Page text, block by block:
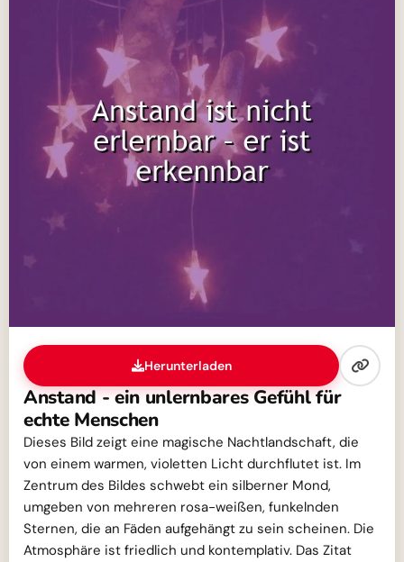
Herunterladen
Anstand - ein unlernbares Gefühl für
echte Menschen
Dieses Bild zeigt eine magische Nachtlandschaft, die
von einem warmen, violetten Licht durchflutet ist. Im
Zentrum des Bildes schwebt ein silberner Mond,
umgeben von mehreren rosa-weißen, funkelnden
Sternen, die an Fäden aufgehängt zu sein scheinen. Die
Atmosphäre ist friedlich und kontemplativ. Das Zitat